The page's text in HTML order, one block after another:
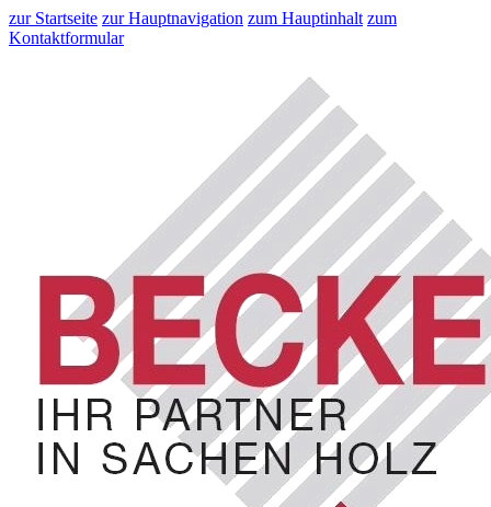
zur Startseite zur Hauptnavigation zum Hauptinhalt zum
Kontaktformular